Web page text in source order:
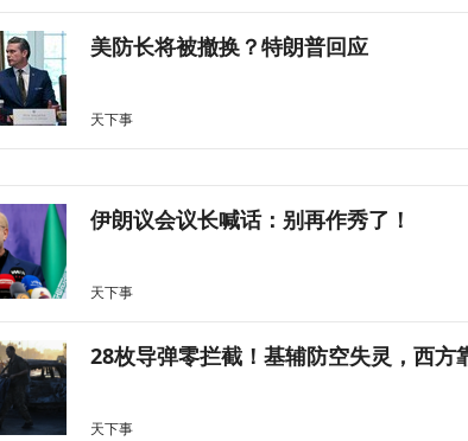
美防长将被撤换？特朗普回应
天下事
伊朗议会议长喊话：别再作秀了！
天下事
28枚导弹零拦截！基辅防空失灵，西方
天下事